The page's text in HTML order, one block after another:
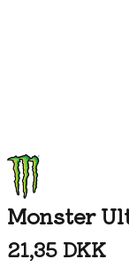
Monster
21,35 DKK